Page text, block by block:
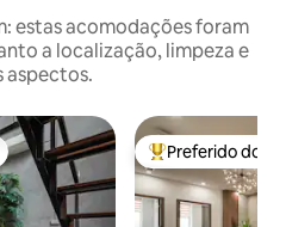
estas acomodações foram
a localização, limpeza e
aspectos.
dos hóspedes Entre os
Preferido dos